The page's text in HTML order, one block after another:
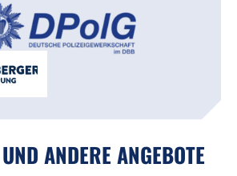
ANDERE ANGEBOTE